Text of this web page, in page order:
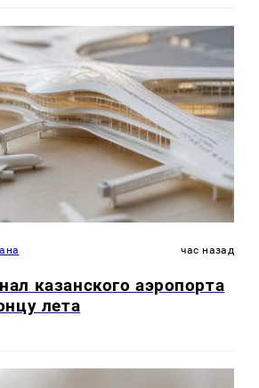
час назад
казанского аэропорта
лета